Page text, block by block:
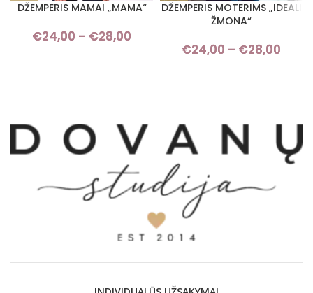
DŽEMPERIS MAMAI „MAMA“
€24,00 – €28,00
€28,00
DŽEMPERIS MOTERIMS „IDEALI
ŽMONA“
€24,00 – €28,00